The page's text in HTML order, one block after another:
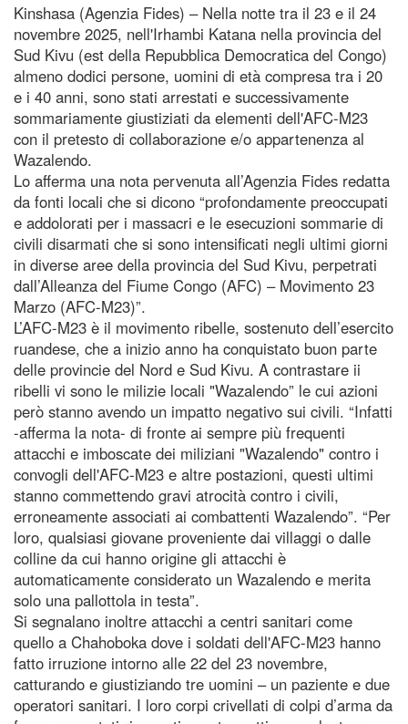
Kinshasa (Agenzia Fides) – Nella notte tra il 23 e il 24
novembre 2025, nell'Irhambi Katana nella provincia del
Sud Kivu (est della Repubblica Democratica del Congo)
almeno dodici persone, uomini di età compresa tra i 20
e i 40 anni, sono stati arrestati e successivamente
sommariamente giustiziati da elementi dell'AFC-M23
con il pretesto di collaborazione e/o appartenenza al
Wazalendo.
Lo afferma una nota pervenuta all’Agenzia Fides redatta
da fonti locali che si dicono “profondamente preoccupati
e addolorati per i massacri e le esecuzioni sommarie di
civili disarmati che si sono intensificati negli ultimi giorni
in diverse aree della provincia del Sud Kivu, perpetrati
dall’Alleanza del Fiume Congo (AFC) – Movimento 23
Marzo (AFC-M23)”.
L’AFC-M23 è il movimento ribelle, sostenuto dell’esercito
ruandese, che a inizio anno ha conquistato buon parte
delle provincie del Nord e Sud Kivu. A contrastare ii
ribelli vi sono le milizie locali "Wazalendo” le cui azioni
però stanno avendo un impatto negativo sui civili. “Infatti
-afferma la nota- di fronte ai sempre più frequenti
attacchi e imboscate dei miliziani "Wazalendo" contro i
convogli dell'AFC-M23 e altre postazioni, questi ultimi
stanno commettendo gravi atrocità contro i civili,
erroneamente associati ai combattenti Wazalendo”. “Per
loro, qualsiasi giovane proveniente dai villaggi o dalle
colline da cui hanno origine gli attacchi è
automaticamente considerato un Wazalendo e merita
solo una pallottola in testa”.
Si segnalano inoltre attacchi a centri sanitari come
quello a Chahoboka dove i soldati dell'AFC-M23 hanno
fatto irruzione intorno alle 22 del 23 novembre,
catturando e giustiziando tre uomini – un paziente e due
operatori sanitari. I loro corpi crivellati di colpi d’arma da